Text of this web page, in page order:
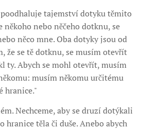
tajemství dotyku těmito
někoho nebo něčeho dotknu, se
něco mne. Oba dotyky jsou od
že se tě dotknu, se musím otevřít
ty. Abych se mohl otevřít, musím
musím někomu určitému
hranice."
Nechceme, aby se druzí dotýkali
hranice těla či duše. Anebo abych